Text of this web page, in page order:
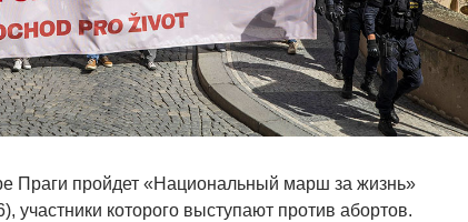
Праги пройдет «Национальный марш за жизнь»
участники которого выступают против абортов.